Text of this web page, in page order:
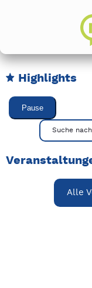
Highlights
Karussell
Pause
Mit Tab zu denSuche
Alle